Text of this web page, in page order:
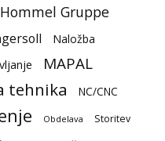
Hommel Gruppe
Naložba
MAPAL
tehnika NC/CNC
Obdelava Storitev